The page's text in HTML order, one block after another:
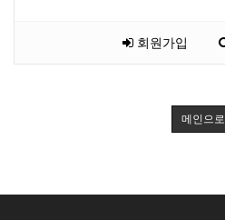
회원가입
메인으로